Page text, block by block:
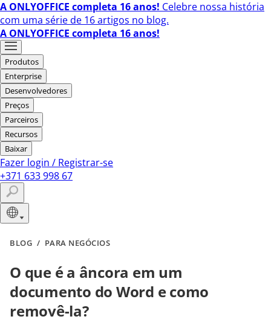
A ONLYOFFICE completa 16 anos! Celebre nossa história
com uma série de 16 artigos no blog.
A ONLYOFFICE completa 16 anos!
Produtos
Enterprise
Desenvolvedores
Preços
Parceiros
Recursos
Baixar
Fazer login / Registrar-se
+371 633 998 67
BLOG / PARA NEGÓCIOS
O que é a âncora em um
documento do Word e como
removê-la?